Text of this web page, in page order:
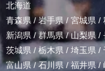
北海道
青森県 / 岩手県/ 宮城県 /
新潟県 /群馬県/山梨県 /
茨城県 / 栃木県 / 埼玉県 /
富山県 /石川県/福井県/